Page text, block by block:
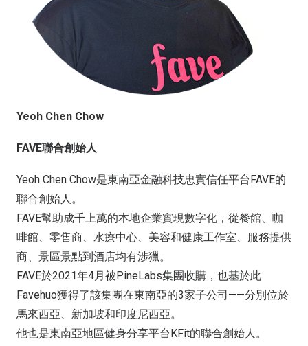
Yeoh Chen Chow
FAVE聯合創始人
Yeoh Chen Chow是東南亞金融科技忠實信任平台FAVE的
聯合創始人。
FAVE幫助成千上萬的本地企業實現數字化，從餐館、咖
啡館、零售商、水療中心、美容和健康工作室、服務提供
商、景區景點到酒店均有涉獵。
FAVE於2021年4月被PineLabs集團收購，也基於此
Favehuo獲得了該集團在東南亞的3家子公司——分別位於
馬來西亞、新加坡和印度尼西亞。
他也是東南亞地區健身分享平台KFit的聯合創始人。